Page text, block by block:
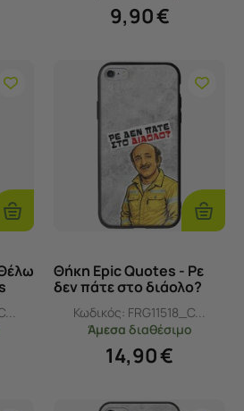
9,90€
Προσθήκη
Στο
Καλάθι
Στο
Καλάθι
Θήκη Epic Quotes - Ρε
δεν πάτε στο διάολο?
iPhone 6/6s Groove TPU
(Tempered Glass και
TPU)
Κωδικός: FRG11518_C...
Άμεσα διαθέσιμο
14,90€